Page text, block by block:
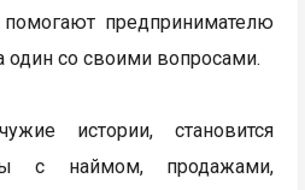
предпринимателю
один со своими вопросами.
истории, становится
с наймом, продажами,